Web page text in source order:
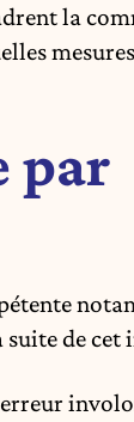
la
par
de cet